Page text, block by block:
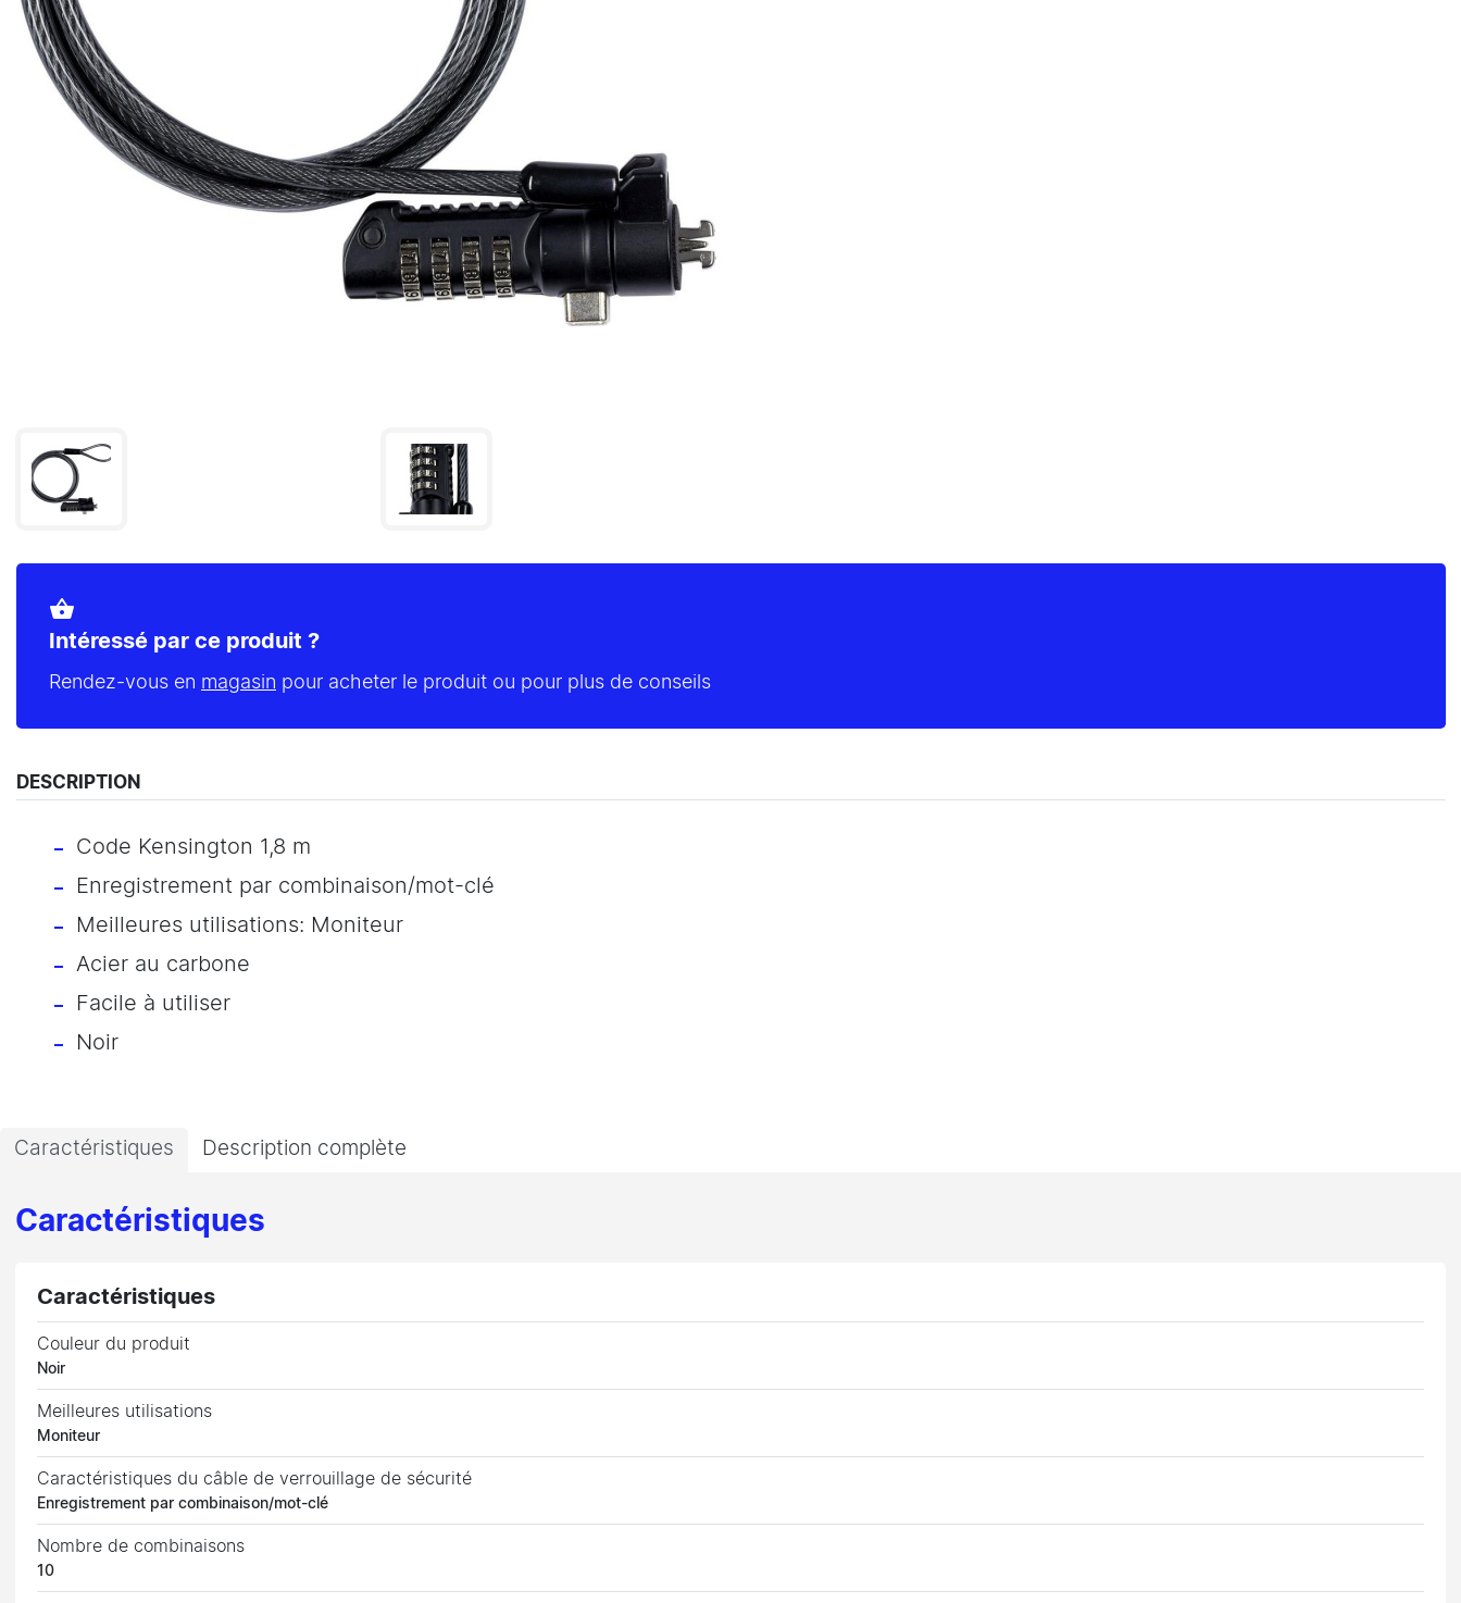
shopping_basket
Intéressé par ce produit ?
Rendez-vous en magasin pour acheter le produit ou pour plus de conseils
DESCRIPTION
Code Kensington 1,8 m
Enregistrement par combinaison/mot-clé
Meilleures utilisations: Moniteur
Acier au carbone
Facile à utiliser
Noir
Caractéristiques Description complète
Caractéristiques
Caractéristiques
Couleur du produit
Noir
Meilleures utilisations
Moniteur
Caractéristiques du câble de verrouillage de sécurité
Enregistrement par combinaison/mot-clé
Nombre de combinaisons
10